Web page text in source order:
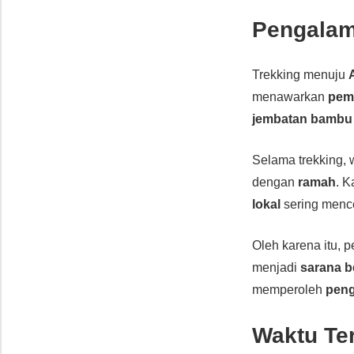
Trekking menuju
menawarkan
jembatan bambu
Selama trekking,
dengan ramah.
lokal sering
Oleh karena itu,
menjadisarana
memperoleh
Waktu